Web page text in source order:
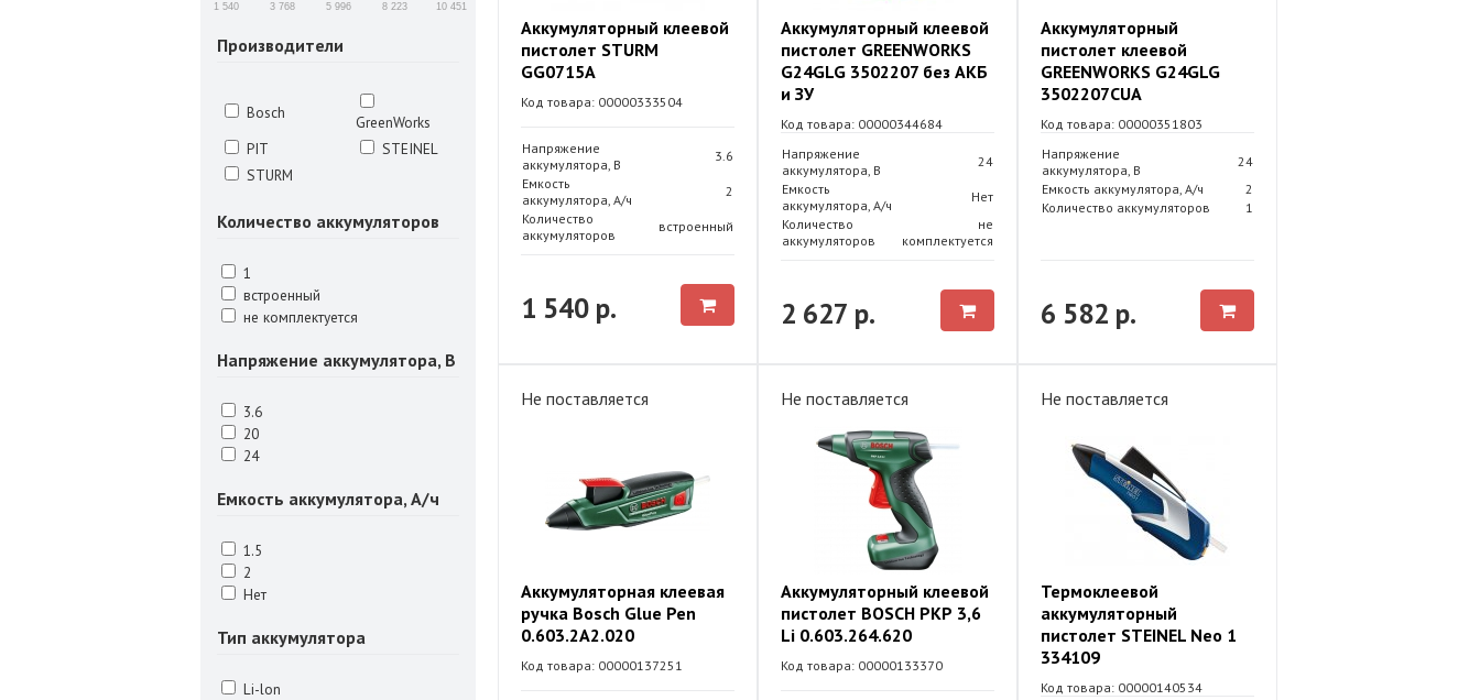
1 540 3 768 5 996 8 223 10 451
Производители
Bosch
GreenWorks
PIT
STEINEL
STURM
Количество аккумуляторов
1
встроенный
не комплектуется
Напряжение аккумулятора, В
3.6
20
24
Емкость аккумулятора, А/ч
1.5
2
Нет
Тип аккумулятора
Li-lon
Аккумуляторный клеевой
пистолет STURM
GG0715A
Код товара: 00000333504
Напряжение
аккумулятора, В
3.6
Емкость
аккумулятора, А/ч
2
Количество
аккумуляторов
встроенный
1 540 р.
Аккумуляторный клеевой
пистолет GREENWORKS
G24GLG 3502207 без АКБ
и ЗУ
Код товара: 00000344684
Напряжение
аккумулятора, В
24
Емкость
аккумулятора, А/ч
Нет
Количество
аккумуляторов
не
комплектуется
2 627 р.
Аккумуляторный
пистолет клеевой
GREENWORKS G24GLG
3502207CUA
Код товара: 00000351803
Напряжение
аккумулятора, В
24
Емкость аккумулятора, А/ч
2
Количество аккумуляторов
1
6 582 р.
Не поставляется
Аккумуляторная клеевая
ручка Bosch Glue Pen
0.603.2A2.020
Код товара: 00000137251
Не поставляется
Аккумуляторный клеевой
пистолет BOSCH РКР 3,6
Li 0.603.264.620
Код товара: 00000133370
Не поставляется
Термоклеевой
аккумуляторный
пистолет STEINEL Neo 1
334109
Код товара: 00000140534